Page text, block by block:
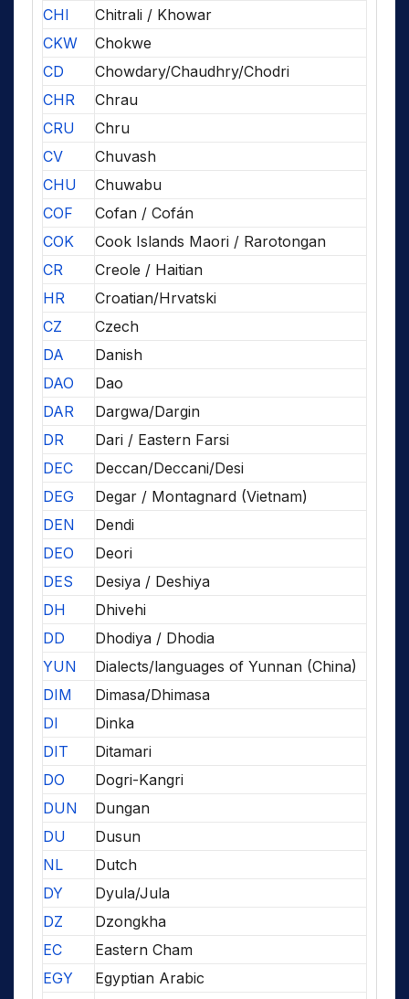
CHI
Chitrali / Khowar
CKW
Chokwe
CD
Chowdary/Chaudhry/Chodri
CHR
Chrau
CRU
Chru
CV
Chuvash
CHU
Chuwabu
COF
Cofan / Cofán
COK
Cook Islands Maori / Rarotongan
CR
Creole / Haitian
HR
Croatian/Hrvatski
CZ
Czech
DA
Danish
DAO
Dao
DAR
Dargwa/Dargin
DR
Dari / Eastern Farsi
DEC
Deccan/Deccani/Desi
DEG
Degar / Montagnard (Vietnam)
DEN
Dendi
DEO
Deori
DES
Desiya / Deshiya
DH
Dhivehi
DD
Dhodiya / Dhodia
YUN
Dialects/languages of Yunnan (China)
DIM
Dimasa/Dhimasa
DI
Dinka
DIT
Ditamari
DO
Dogri-Kangri
DUN
Dungan
DU
Dusun
NL
Dutch
DY
Dyula/Jula
DZ
Dzongkha
EC
Eastern Cham
EGY
Egyptian Arabic